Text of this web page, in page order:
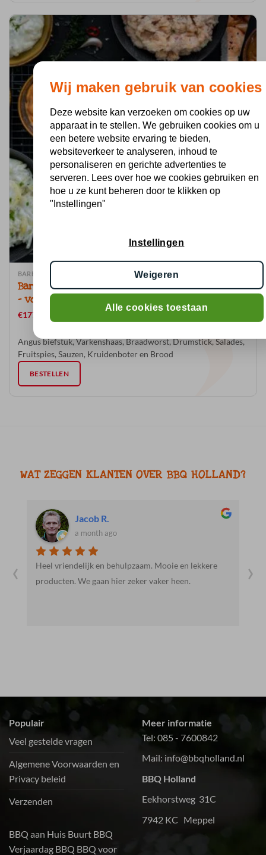
Barbecue pakket compleet Royal – 12 personen
– voor € 14,75 per persoon.
€177.00
Angus biefstuk, Varkenshaas, Braadworst, Drumstick, Salades,
Fruitspies, Sauzen, Kruidenboter en Brood
BESTELLEN
WAT ZEGGEN KLANTEN OVER BBQ HOLLAND?
Jacob R.
a month ago
Heel vriendelijk en behulpzaam. Mooie en lekkere
producten. We gaan hier zeker vaker heen.
‹ ›
Populair
Veel gestelde vragen
Algemene Voorwaarden en
Privacy beleid
Verzenden
BBQ aan Huis Buurt BBQ
Verjaardag BBQ BBQ voor
Meer informatie
Tel: 085 - 7600842
Mail: info@bbqholland.nl
BBQ Holland
Eekhorstweg 31C
7942 KC Meppel
Wij maken gebruik van cookies
Deze website kan verzoeken om cookies op uw
apparaat in te stellen. We gebruiken cookies om u
een betere website ervaring te bieden,
websiteverkeer te analyseren, inhoud te
personaliseren en gerichte advertenties te
serveren. Lees over hoe we cookies gebruiken en
hoe u ze kunt beheren door te klikken op
"Instellingen"
Instellingen
Weigeren
Alle cookies toestaan